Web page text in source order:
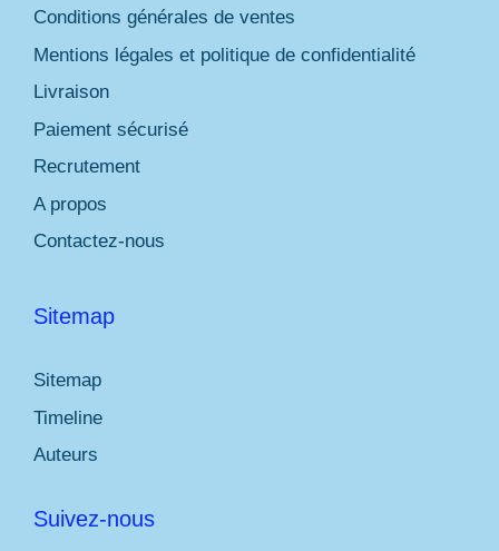
Conditions générales de ventes
Mentions légales et politique de confidentialité
Livraison
Paiement sécurisé
Recrutement
A propos
Contactez-nous
Sitemap
Sitemap
Timeline
Auteurs
Suivez-nous